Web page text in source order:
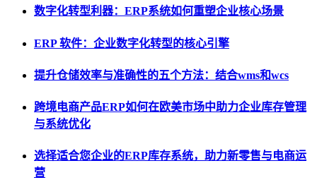
数字化转型利器：ERP系统如何重塑企业核心场景
ERP 软件：企业数字化转型的核心引擎
提升仓储效率与准确性的五个方法：结合wms和wcs
跨境电商产品ERP如何在欧美市场中助力企业库存管理
与系统优化
选择适合您企业的ERP库存系统，助力新零售与电商运
营